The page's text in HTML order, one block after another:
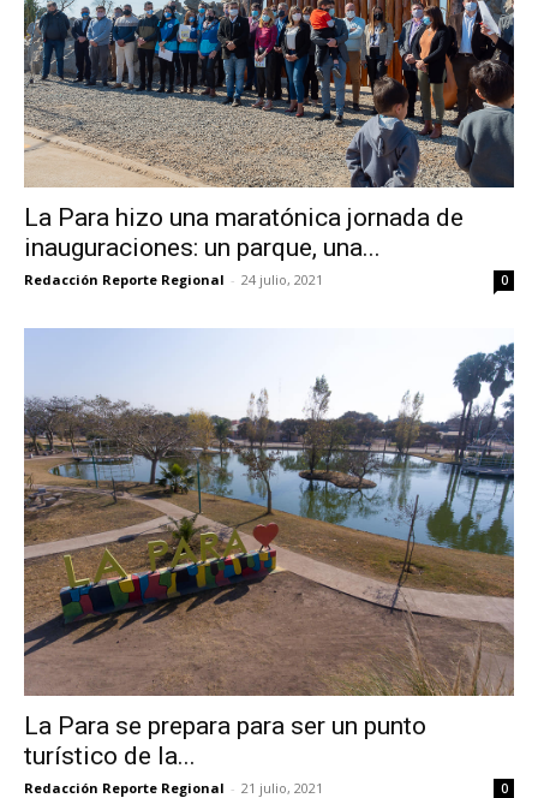
La Para hizo una maratónica jornada de
inauguraciones: un parque, una...
Redacción Reporte Regional - 24 julio, 2021 0
La Para se prepara para ser un punto
turístico de la...
Redacción Reporte Regional - 21 julio, 2021 0